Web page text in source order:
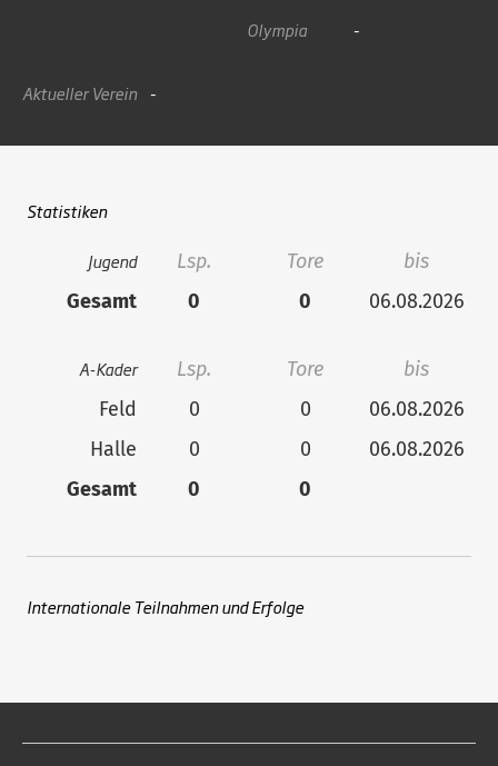
Olympia -
Aktueller Verein -
Statistiken
Jugend Lsp. Tore
bis
Gesamt
0 0 06.08.2026
A-Kader Lsp. Tore
bis
Feld
0 0
06.08.2026
Halle
0 0
06.08.2026
Gesamt
0 0
Internationale Teilnahmen und Erfolge